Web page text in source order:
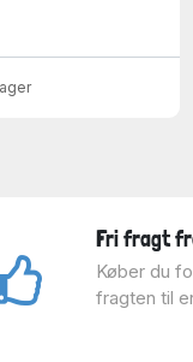
Fri fragt
Køber du
fragten til